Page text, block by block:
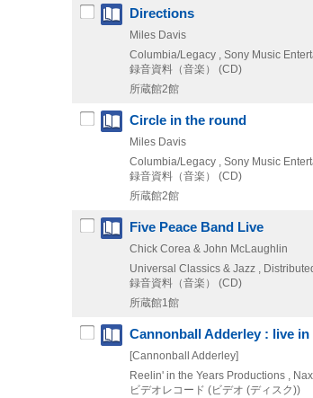
Directions
Miles Davis
Columbia/Legacy , Sony Music
録音資料（音楽） (CD)
所蔵館2館
Circle in the round
Miles Davis
Columbia/Legacy , Sony Music
録音資料（音楽） (CD)
所蔵館2館
Five Peace Band Live
Chick Corea & John McLaughlin
Universal Classics & Jazz ,
録音資料（音楽） (CD)
所蔵館1館
Cannonball Adderley : live in
[Cannonball Adderley]
Reelin' in the Years Productions ,
ビデオレコード (ビデオ (ディスク))